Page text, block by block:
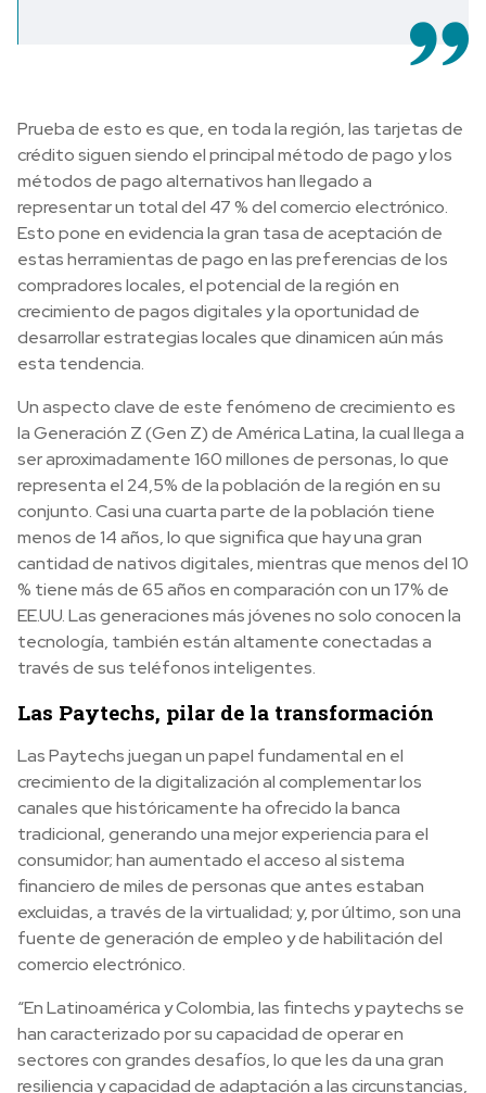
Prueba de esto es que, en toda la región, las tarjetas de
crédito siguen siendo el principal método de pago y los
métodos de pago alternativos han llegado a
representar un total del 47 % del comercio electrónico.
Esto pone en evidencia la gran tasa de aceptación de
estas herramientas de pago en las preferencias de los
compradores locales, el potencial de la región en
crecimiento de pagos digitales y la oportunidad de
desarrollar estrategias locales que dinamicen aún más
esta tendencia.
Un aspecto clave de este fenómeno de crecimiento es
la Generación Z (Gen Z) de América Latina, la cual llega a
ser aproximadamente 160 millones de personas, lo que
representa el 24,5% de la población de la región en su
conjunto. Casi una cuarta parte de la población tiene
menos de 14 años, lo que significa que hay una gran
cantidad de nativos digitales, mientras que menos del 10
% tiene más de 65 años en comparación con un 17% de
EE.UU. Las generaciones más jóvenes no solo conocen la
tecnología, también están altamente conectadas a
través de sus teléfonos inteligentes.
Las Paytechs, pilar de la transformación
Las Paytechs juegan un papel fundamental en el
crecimiento de la digitalización al complementar los
canales que históricamente ha ofrecido la banca
tradicional, generando una mejor experiencia para el
consumidor; han aumentado el acceso al sistema
financiero de miles de personas que antes estaban
excluidas, a través de la virtualidad; y, por último, son una
fuente de generación de empleo y de habilitación del
comercio electrónico.
“En Latinoamérica y Colombia, las fintechs y paytechs se
han caracterizado por su capacidad de operar en
sectores con grandes desafíos, lo que les da una gran
resiliencia y capacidad de adaptación a las circunstancias,